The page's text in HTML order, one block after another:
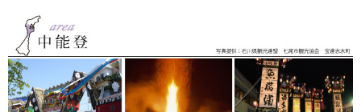
幕・のぼり
生地
足袋,腹掛・股引、手拭